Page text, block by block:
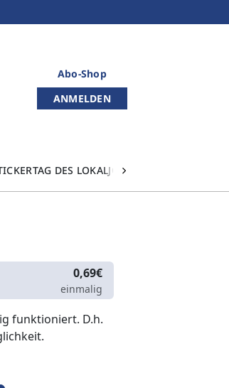
Abo-Shop
ANMELDEN
TAG DES LOKALJOURNALISMUS
0,69€
einmalig
funktioniert. D.h.